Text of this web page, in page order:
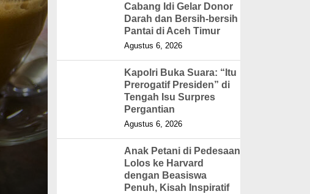
Cabang Idi Gelar Donor
Darah dan Bersih-bersih
Pantai di Aceh Timur
Agustus 6, 2026
Kapolri Buka Suara: “Itu
Prerogatif Presiden” di
Tengah Isu Surpres
Pergantian
Agustus 6, 2026
Anak Petani di Pedesaan
Lolos ke Harvard
dengan Beasiswa
Penuh, Kisah Inspiratif